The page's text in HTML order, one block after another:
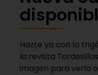
Hazte ya con la
la revista
imagen para verla